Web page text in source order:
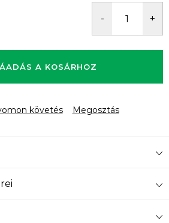
A KOSÁRHOZ
követés Megosztás